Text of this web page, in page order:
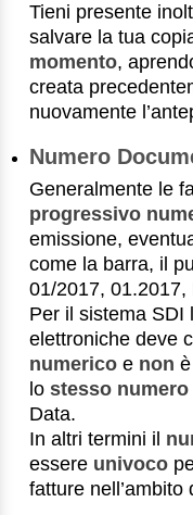
Tieni presente
salvare la tua
momento,
creata
nuovamente
Numero
Generalmente le
progressivo
emissione,
come la barra, il
01/2017,
Per il sistema SDI
elettroniche deve
numerico e non
lostesso numero
Data.
In altri termini il
essere univoco
fatture